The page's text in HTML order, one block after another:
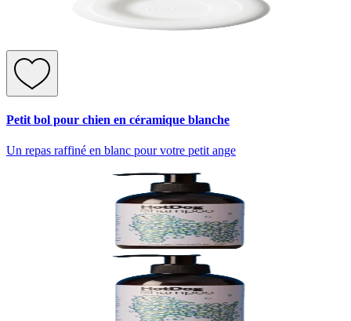
Petit bol pour chien en céramique blanche
Un repas raffiné en blanc pour votre petit ange